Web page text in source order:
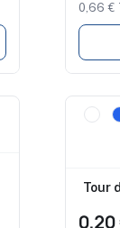
0,66 €
Tour
0,20